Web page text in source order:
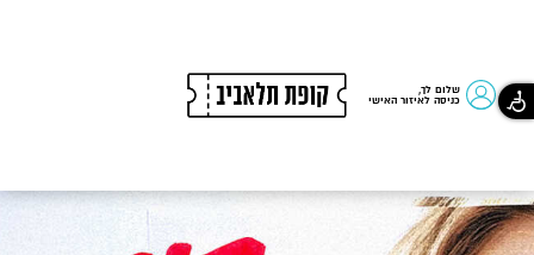
שלום לך,
כניסה לאיזור האישי